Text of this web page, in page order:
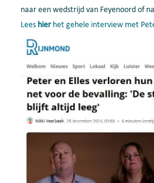
naar een wedstrijd van Feyenoord of
Lees hierhet gehele interview met